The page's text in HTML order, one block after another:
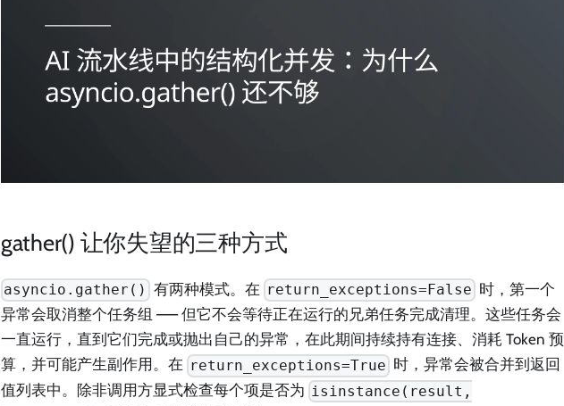
gather() 让你失望的三种方式
asyncio.gather() 有两种模式。在 return_exceptions=False 时，第一个
异常会取消整个任务组 —— 但它不会等待正在运行的兄弟任务完成清理。这些任务会
一直运行，直到它们完成或抛出自己的异常，在此期间持续持有连接、消耗 Token 预
算，并可能产生副作用。在 return_exceptions=True 时，异常会被合并到返回
值列表中。除非调用方显式检查每个项是否为 isinstance(result,